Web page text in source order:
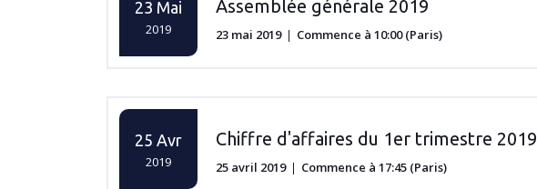
23 Mai
2019
Assemblée générale 2019
23 mai 2019 Commence à 10:00 (Paris)
25 Avr
2019
Chiffre d'affaires du 1er trimestre 2019
25 avril 2019 Commence à 17:45 (Paris)